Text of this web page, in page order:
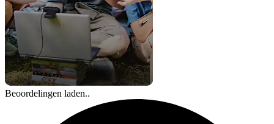
Beoordelingen laden..